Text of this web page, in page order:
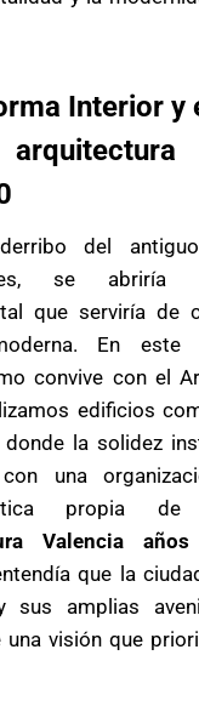
Interior y
del
se abriría
que serviría de
En este
convive con el
edificios
donde la solidez
una
propia
Valencia
que la
sus amplias
una visión que